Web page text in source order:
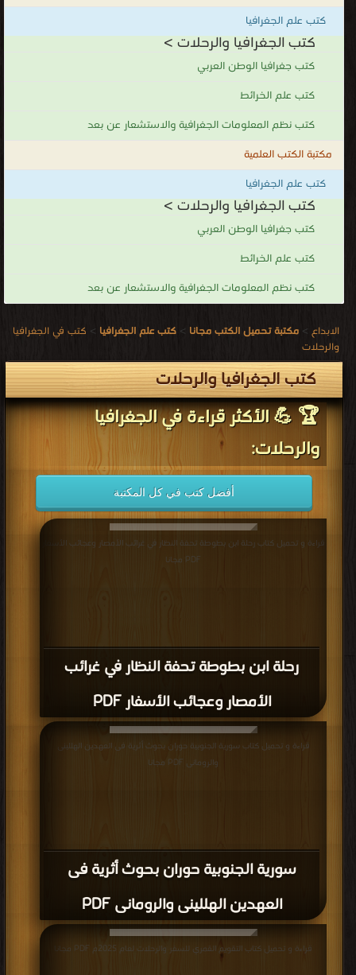
كتب علم الجغرافيا
كتب الجغرافيا والرحلات >
كتب جغرافيا الوطن العربي
كتب علم الخرائط
كتب نظم المعلومات الجغرافية والاستشعار عن بعد
مكتبة الكتب العلمية
كتب علم الجغرافيا
كتب الجغرافيا والرحلات >
كتب جغرافيا الوطن العربي
كتب علم الخرائط
كتب نظم المعلومات الجغرافية والاستشعار عن بعد
الابداع > مكتبة تحميل الكتب مجانا > كتب علم الجغرافيا > كتب في الجغرافيا
والرحلات
كتب الجغرافيا والرحلات
🏆 💪 الأكثر قراءة في الجغرافيا
والرحلات:
أفضل كتب في كل المكتبة
رحلة ابن بطوطة تحفة النظار في غرائب
الأمصار وعجائب الأسفار PDF
قراءة و تحميل كتاب رحلة ابن بطوطة تحفة النظار في غرائب الأمصار وعجائب الأسفار
PDF مجانا
سورية الجنوبية حوران بحوث أثرية فى
العهدين الهللينى والرومانى PDF
قراءة و تحميل كتاب سورية الجنوبية حوران بحوث أثرية فى العهدين الهللينى
والرومانى PDF مجانا
قراءة و تحميل كتاب التقويم القمري للسفر والرحلات لعام 2025م PDF مجانا